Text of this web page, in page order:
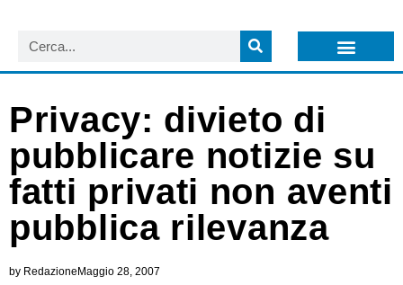
Privacy: divieto di
pubblicare notizie su
fatti privati non aventi
pubblica rilevanza
by Redazione Maggio 28, 2007